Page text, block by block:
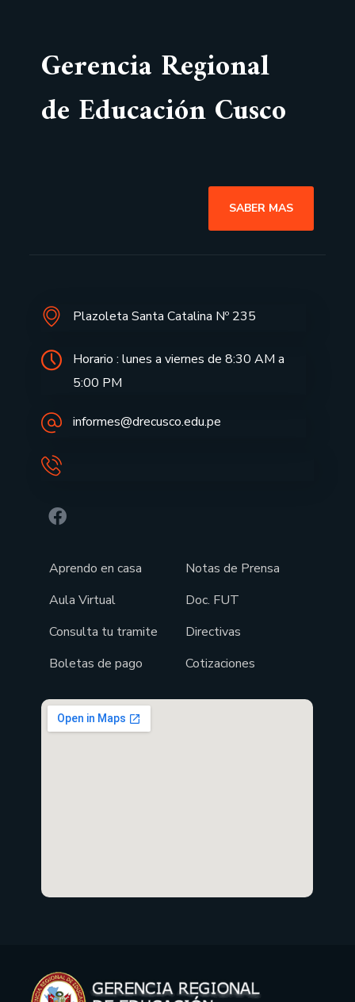
Gerencia Regional
de Educación Cusco
SABER MAS
Plazoleta Santa Catalina Nº 235
Horario : lunes a viernes de 8:30 AM a
5:00 PM
informes@drecusco.edu.pe
Aprendo en casa
Aula Virtual
Consulta tu tramite
Boletas de pago
Notas de Prensa
Doc. FUT
Directivas
Cotizaciones